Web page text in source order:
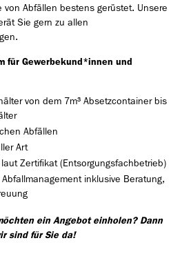
Abfällen bestens gerüstet. Unsere
Sie gern zu allen
für Gewerbekund*innen und
von dem 7m³ Absetzcontainer bis
Abfällen
Art
Zertifikat (Entsorgungsfachbetrieb)
inklusive Beratung,
ein Angebot einholen? Dann
sind für Sie da!